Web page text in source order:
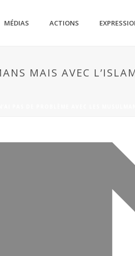
ACTIONS
MÉDIAS
MAIS AVEC